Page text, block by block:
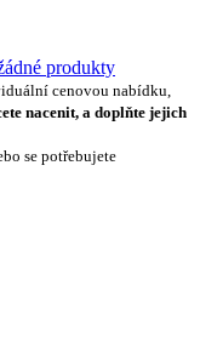
produkty
cenovou nabídku,
nacenit, a doplňte jejich
se potřebujete